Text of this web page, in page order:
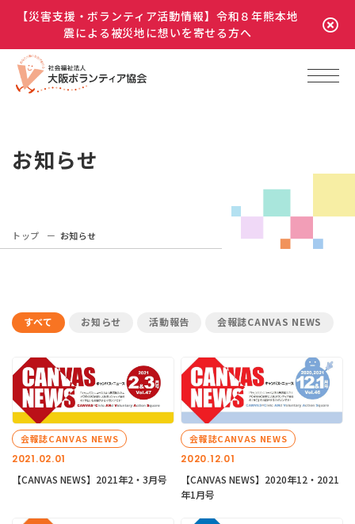
【災害支援・ボランティア活動情報】令和８年熊本地
震による被災地に想いを寄せる方へ
お知らせ
トップ お知らせ
すべて お知らせ 活動報告 会報誌CANVAS NEWS
2021.02.01
会報誌CANVAS NEWS
【CANVAS NEWS】2021年2・3月号
2020.12.01
会報誌CANVAS NEWS
【CANVAS NEWS】2020年12・2021
年1月号